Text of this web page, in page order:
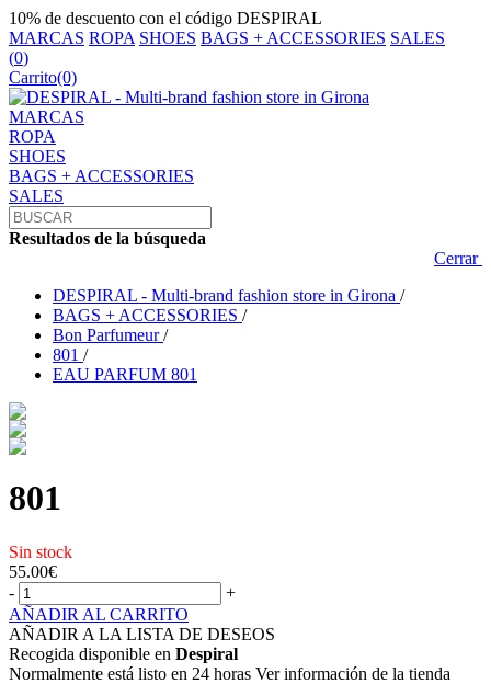
10% de descuento con el código DESPIRAL
MARCAS ROPA SHOES BAGS + ACCESSORIES SALES
(0)
Carrito(0)
MARCAS
ROPA
SHOES
BAGS + ACCESSORIES
SALES
Resultados de la búsqueda
Cerrar
DESPIRAL - Multi-brand fashion store in Girona /
BAGS + ACCESSORIES /
Bon Parfumeur /
801 /
EAU PARFUM 801
801
Sin stock
55.00€
-
+
AÑADIR AL CARRITO
AÑADIR A LA LISTA DE DESEOS
Recogida disponible en Despiral
Normalmente está listo en 24 horas Ver información de la tienda